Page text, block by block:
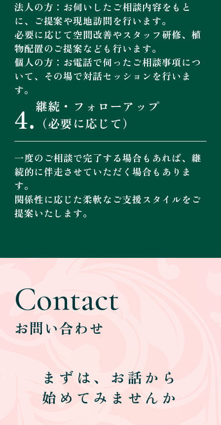
法人の方：お伺いしたご相談内容をもと
に、ご提案や現地訪問を行います。
必要に応じて空間改善やスタッフ研修、植
物配置のご提案なども行います。
個人の方：お電話で伺ったご相談事項につ
いて、その場で対話セッションを行いま
す。
4.継続・フォローアップ
（必要に応じて）
一度のご相談で完了する場合もあれば、継
続的に伴走させていただく場合もありま
す。
関係性に応じた柔軟なご支援スタイルをご
提案いたします。
Contact
お問い合わせ
まずは、お話から
始めてみませんか